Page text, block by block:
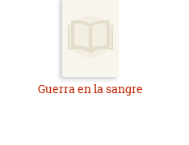
Guerra en la sangre